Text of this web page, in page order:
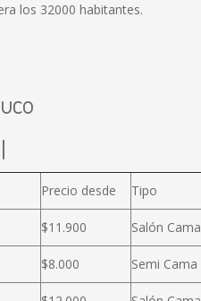
los 32000 habitantes.
Precio desde Tipo
$11.900 Salón Cama
$8.000 Semi Cama